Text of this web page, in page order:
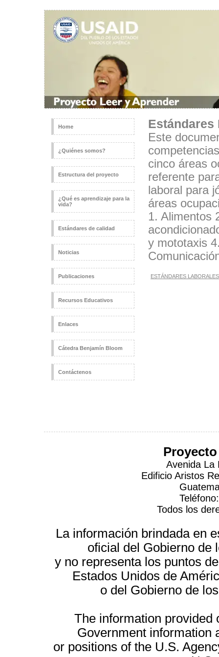
Home
¿Quiénes somos?
Estructura del proyecto
¿Qué es aprendizaje para la
vida?
Estándares de calidad
Noticias
Publicaciones
Recursos Educativos
Enlaces
Cátedra Benjamín Bloom
Contáctenos
Estándares
Este
cinco áreas
referente
laboral para
áreas
1. Alimentos
y mototaxis
ESTÁNDARES LABORALES
Avenida La
Edificio Aristos
Todos los
La información brindada en
oficial del Gobierno de
y no representa los puntos
Estados Unidos de
o del Gobierno de
The information provided
Government information
or positions of the U.S.